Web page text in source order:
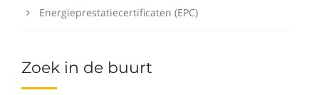
Energieprestatiecertificaten (EPC)
Zoek in de buurt